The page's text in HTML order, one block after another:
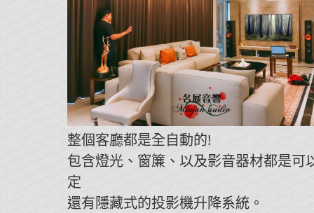
整個客廳都是全自動的!
包含燈光、窗簾、以及影音器材都是可
定
還有隱藏式的投影機升降系統。